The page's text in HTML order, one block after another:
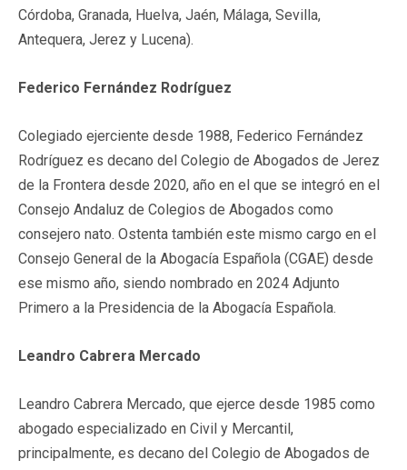
Córdoba, Granada, Huelva, Jaén, Málaga, Sevilla,
Antequera, Jerez y Lucena).
Federico Fernández Rodríguez
Colegiado ejerciente desde 1988, Federico Fernández
Rodríguez es decano del Colegio de Abogados de Jerez
de la Frontera desde 2020, año en el que se integró en el
Consejo Andaluz de Colegios de Abogados como
consejero nato. Ostenta también este mismo cargo en el
Consejo General de la Abogacía Española (CGAE) desde
ese mismo año, siendo nombrado en 2024 Adjunto
Primero a la Presidencia de la Abogacía Española.
Leandro Cabrera Mercado
Leandro Cabrera Mercado, que ejerce desde 1985 como
abogado especializado en Civil y Mercantil,
principalmente, es decano del Colegio de Abogados de